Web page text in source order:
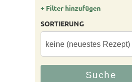
+ Filter hinzufügen
SORTIERUNG